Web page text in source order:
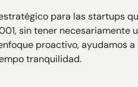
para las startups
sin tener necesariamente
proactivo, ayudamos
tranquilidad.